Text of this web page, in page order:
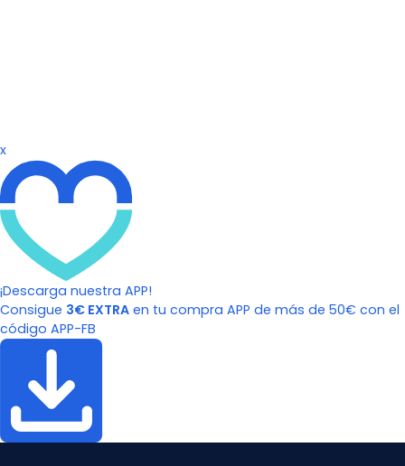
x
¡Descarga nuestra APP!
Consigue 3€ EXTRA en tu compra APP de más de 50€ con el
código APP-FB